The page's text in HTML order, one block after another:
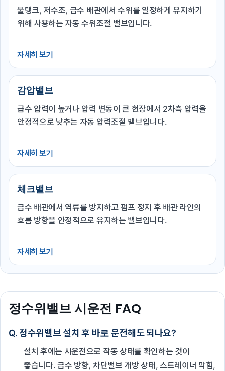
물탱크, 저수조, 급수 배관에서 수위를 일정하게 유지하기
위해 사용하는 자동 수위조절 밸브입니다.
자세히 보기
감압밸브
급수 압력이 높거나 압력 변동이 큰 현장에서 2차측 압력을
안정적으로 낮추는 자동 압력조절 밸브입니다.
자세히 보기
체크밸브
급수 배관에서 역류를 방지하고 펌프 정지 후 배관 라인의
흐름 방향을 안정적으로 유지하는 밸브입니다.
자세히 보기
정수위밸브 시운전 FAQ
Q. 정수위밸브 설치 후 바로 운전해도 되나요?
설치 후에는 시운전으로 작동 상태를 확인하는 것이
좋습니다. 급수 방향, 차단밸브 개방 상태, 스트레이너 막힘,